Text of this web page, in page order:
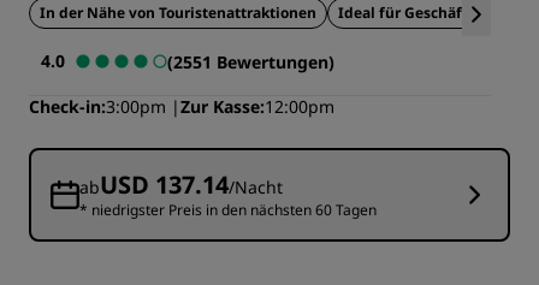
In der Nähe von Touristenattraktionen Ideal für Geschäftsreisende
4.0
(2551 Bewertungen)
Check-in 3:00pm Zur Kasse 12:00pm
abUSD 137.14/Nacht
* niedrigster Preis in den nächsten 60 Tagen